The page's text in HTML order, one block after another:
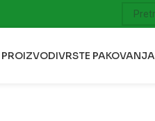
VRSTE PAKOVANJA